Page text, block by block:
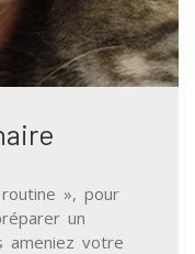
routine », pour
un
ameniez votre